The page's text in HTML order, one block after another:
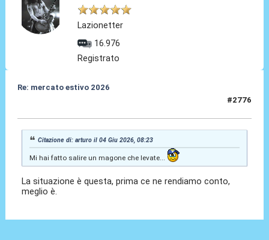
Lazionetter
16.976
Registrato
Re: mercato estivo 2026
#2776
Citazione di: arturo il 04 Giu 2026, 08:23
Mi hai fatto salire un magone che levate...
La situazione è questa, prima ce ne rendiamo conto,
meglio è.